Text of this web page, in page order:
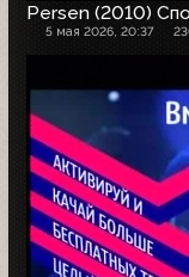
Persen (2010)
5 мая 2026, 20:37